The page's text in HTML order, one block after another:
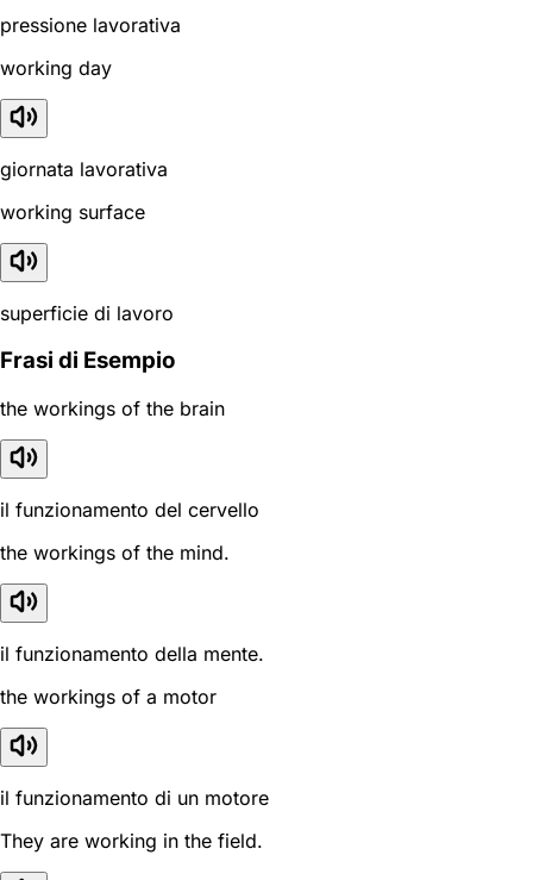
pressione lavorativa
working day
giornata lavorativa
working surface
superficie di lavoro
Frasi di Esempio
the workings of the brain
il funzionamento del cervello
the workings of the mind.
il funzionamento della mente.
the workings of a motor
il funzionamento di un motore
They are working in the field.